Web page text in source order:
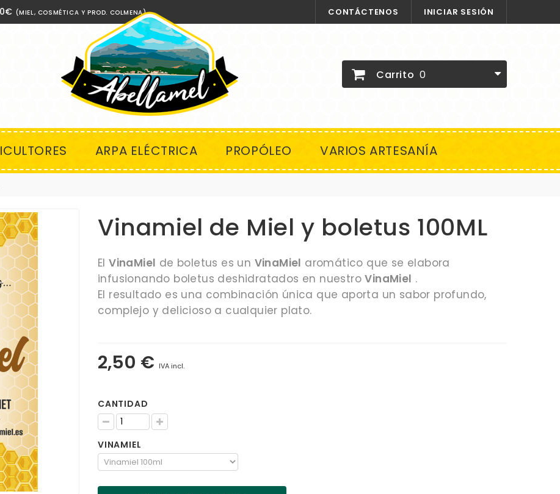
INICIAR SESIÓN
CONTÁCTENOS
(MIEL, COSMÉTICA Y PROD. COLMENA)
Carrito 0
ARPA ELÉCTRICA PROPÓLEO VARIOS ARTESANÍA
Vinamiel de Miel y boletus 100ML
ElVinaMiel de boletus es un VinaMiel aromático que se elabora
infusionando boletus deshidratados en nuestroVinaMiel .
El resultado es una combinación única que aporta un sabor profundo,
complejo y delicioso a cualquier plato.
2,50 € IVA incl.
CANTIDAD
VINAMIEL